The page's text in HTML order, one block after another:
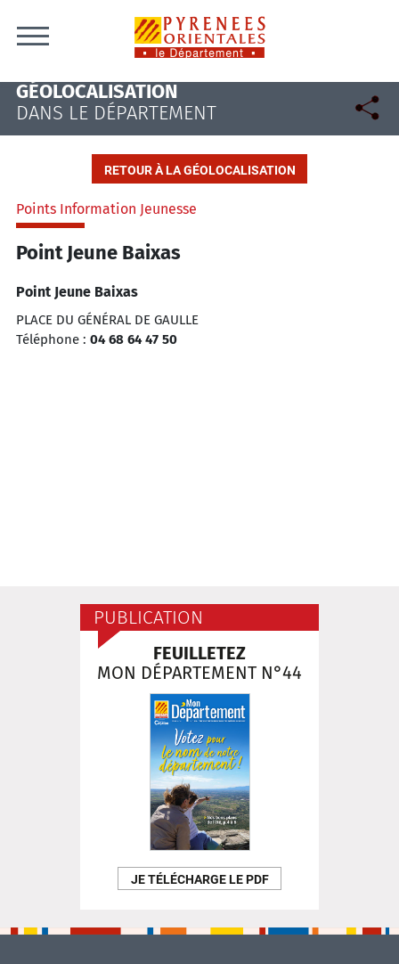
GÉOLOCALISATION
DANS LE DÉPARTEMENT
RETOUR À LA GÉOLOCALISATION
Points Information Jeunesse
Point Jeune Baixas
Point Jeune Baixas
PLACE DU GÉNÉRAL DE GAULLE
Téléphone : 04 68 64 47 50
PUBLICATION
FEUILLETEZ
MON DÉPARTEMENT N°44
JE TÉLÉCHARGE LE PDF